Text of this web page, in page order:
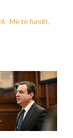
Më të fundit,